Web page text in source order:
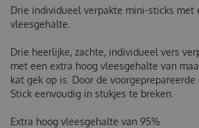
Drie individueel verpakte mini-sticks met
vleesgehalte.
Drie heerlijke, zachte, individueel vers
met een extra hoog vleesgehalte van
kat gek op is. Door de
Stick eenvoudig in stukjes te breken.
Extra hoog vleesgehalte van 95%